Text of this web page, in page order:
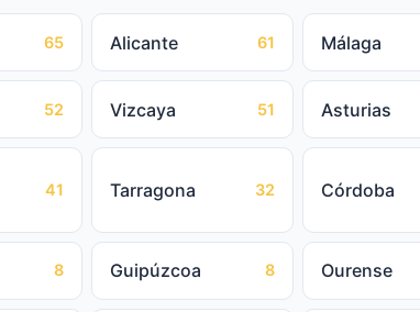
65 Alicante 61 Málaga
52 Vizcaya 51 Asturias
41 Tarragona 32 Córdoba
8 Guipúzcoa 8 Ourense